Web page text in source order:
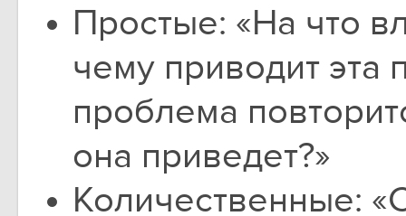
Простые: «На что
чему приводит эта
проблема
она приведет?»
Количественные: